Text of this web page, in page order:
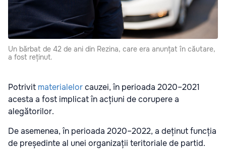
Un bărbat de 42 de ani din Rezina, care era anunțat în căutare,
a fost reținut.
Potrivit materialelorcauzei, în perioada 2020–2021
acesta a fost implicat în acțiuni de corupere a
alegătorilor.
De asemenea, în perioada 2020–2022, a deținut funcția
de președinte al unei organizații teritoriale de partid.